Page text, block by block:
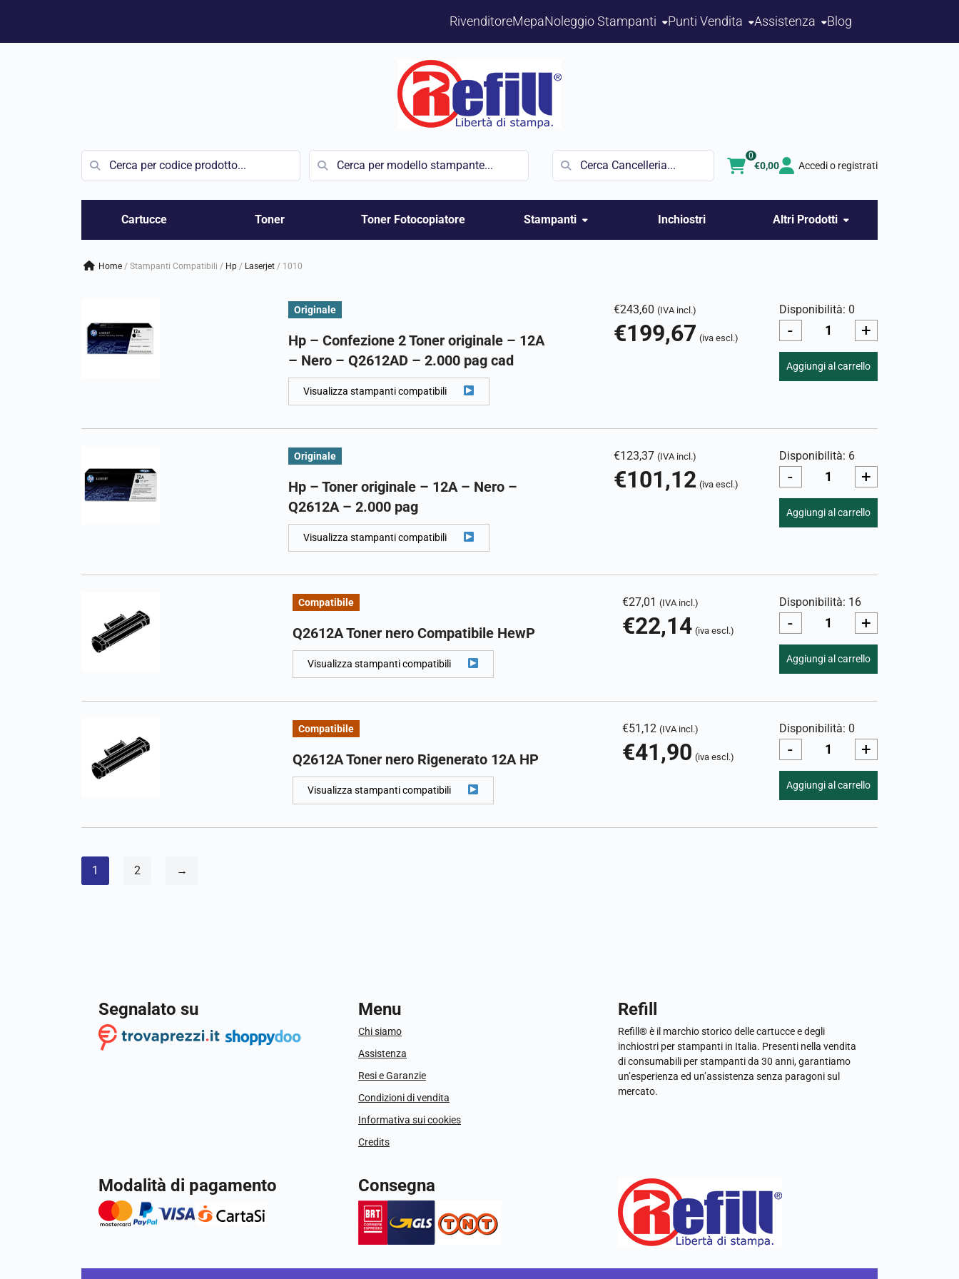
RivenditoreMepaNoleggio Stampanti Punti Vendita Assistenza Blog
Vai
€0,00
0
Accedi o registrati
Cartucce Toner Toner Fotocopiatore Stampanti Inchiostri Altri Prodotti
Home / Stampanti Compatibili / hp / laserjet / 1010
Originale
Hp – Confezione 2 Toner originale – 12A
– Nero – Q2612AD – 2.000 pag cad
Visualizza stampanti compatibili
€243,60 (IVA incl.)
€199,67 (iva escl.)
Disponibilità: 0
- +
Aggiungi al carrello
Originale
Hp – Toner originale – 12A – Nero –
Q2612A – 2.000 pag
Visualizza stampanti compatibili
€123,37 (IVA incl.)
€101,12 (iva escl.)
Disponibilità: 6
- +
Aggiungi al carrello
Compatibile
Q2612A Toner nero Compatibile HewP
Visualizza stampanti compatibili
€27,01 (IVA incl.)
€22,14 (iva escl.)
Disponibilità: 16
- +
Aggiungi al carrello
Compatibile
Q2612A Toner nero Rigenerato 12A HP
Visualizza stampanti compatibili
€51,12 (IVA incl.)
€41,90 (iva escl.)
Disponibilità: 0
- +
Aggiungi al carrello
1 2 →
Segnalato su Menu
Chi siamo
Assistenza
Resi e Garanzie
Condizioni di vendita
Informativa sui cookies
Credits
Refill
Refill® è il marchio storico delle cartucce e degli
inchiostri per stampanti in Italia. Presenti nella vendita
di consumabili per stampanti da 30 anni, garantiamo
un’esperienza ed un’assistenza senza paragoni sul
mercato.
Modalità di pagamento Consegna